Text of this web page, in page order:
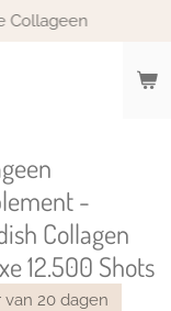
Collageen
-
Collagen
12.500 Shots
van 20 dagen